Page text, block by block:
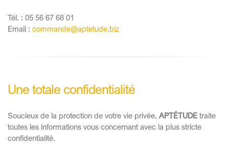
Tél. : 05 56 67 68 01
Email : commande@aptetude.biz
Une totale confidentialité
Soucieux de la protection de votre vie privée, APTÉTUDE traite
toutes les informations vous concernant avec la plus stricte
confidentialité.